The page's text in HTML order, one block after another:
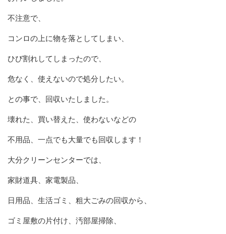
不注意で、
コンロの上に物を落としてしまい、
ひび割れしてしまったので、
危なく、使えないので処分したい。
との事で、回収いたしました。
壊れた、買い替えた、使わないなどの
不用品、一点でも大量でも回収します！
大分クリーンセンターでは、
家財道具、家電製品、
日用品、生活ゴミ、粗大ごみの回収から、
ゴミ屋敷の片付け、汚部屋掃除、